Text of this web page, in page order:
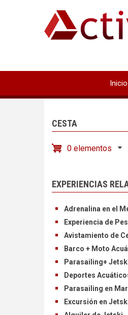
Inicio
CESTA
0 elementos
EXPERIENCIAS
Adrenalina en el
Experiencia de
Avistamiento de
Barco + Moto
Parasailing+
Deportes
Parasailing en
Excursión en